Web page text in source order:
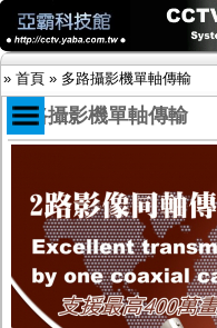
» 首頁 » 多路攝影機單軸傳輸
限時促銷特惠專案
IP網路攝影機及錄放影機
AHD DVR數位錄放影機
AHD半球型(適用屋內)
AHD中小型紅外線攝影機(
AHD防護罩型攝影機(適用
多路攝影機單軸傳輸